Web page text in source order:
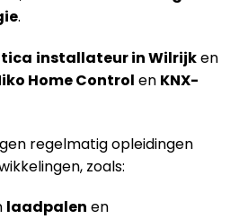
.
installateur in Wilrijken
Home Control en KNX-
regelmatig opleidingen
zoals:
laadpalen en